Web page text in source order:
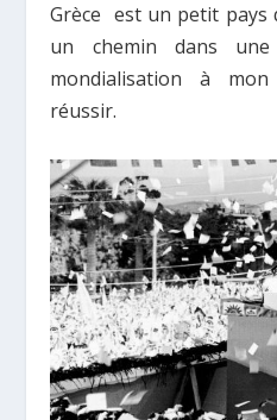
Grèce est un petit pays
un chemin dans
mondialisation à
réussir.